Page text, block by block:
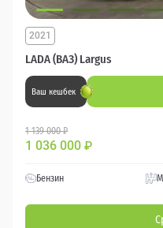
LADA (ВАЗ) Largus
2021
Ваш кешбек
1 139 000 ₽
1 036 000 ₽
Бензин